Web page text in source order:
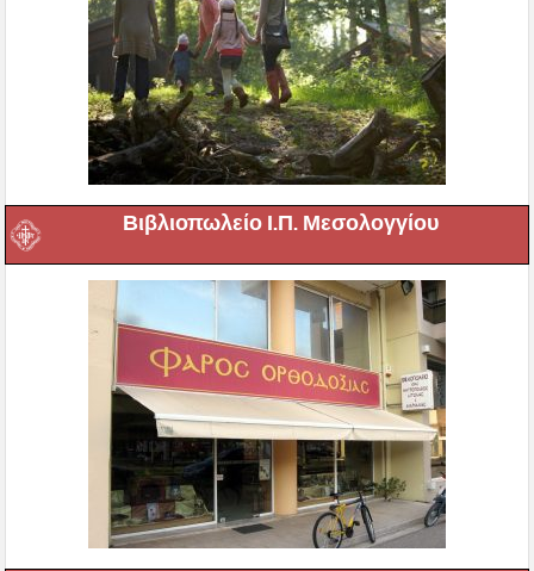
Βιβλιοπωλείο Ι.Π. Μεσολογγίου